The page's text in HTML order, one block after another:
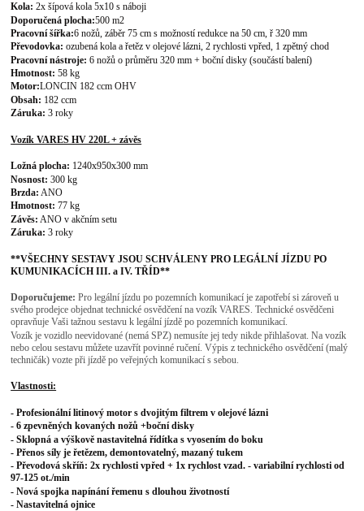
Kola:2x šípová kola 5x10 s náboji
Doporučená plocha:500 m2
Pracovní šířka:6 nožů, záběr 75 cm s možností redukce na 50 cm,ř 320 mm
Převodovka:ozubená kola a řetěz v olejové lázni, 2 rychlosti vpřed, 1 zpětný chod
Pracovní nástroje: 6 nožů o průměru 320 mm + boční disky (součástí balení)
Hmotnost: 58 kg
Motor:LONCIN 182 ccm OHV
Obsah: 182 ccm
Záruka: 3 roky
Vozík VARES HV 220L + závěs
Ložná plocha: 1240x950x300 mm
Nosnost: 300 kg
Brzda: ANO
Hmotnost: 77 kg
Závěs: ANO v akčním setu
Záruka: 3 roky
**VŠECHNY SESTAVY JSOU SCHVÁLENY PRO LEGÁLNÍ JÍZDUPO
KUMUNIKACÍCH III. a IV. TŘÍD**
Doporučujeme: Pro legální jízdu po pozemních komunikací je zapotřebí si zároveň u
svého prodejce objednat technické osvědčení na vozík VARES. Technické osvědčeni
opravňuje Vaši tažnou sestavu k legální jízdě po pozemních komunikací.
Vozíkje vozidlo neevidované (nemá SPZ) nemusíte jej tedy nikde přihlašovat. Na vozík
nebo celou sestavu můžete uzavřít povinné ručení. Výpis z technického osvědčení (malý
techničák) vozte při jízdě po veřejných komunikací s sebou.
Vlastnosti:
- Profesionální litinový motor s dvojitým filtrem v olejové lázni
- 6 zpevněných kovaných nožů +boční disky
- Sklopná a výškově nastavitelná řídítka s vyosením do boku
- Přenos síly je řetězem, demontovatelný, mazaný tukem
- Převodová skříň: 2x rychlosti vpřed + 1x rychlostvzad. - variabilní rychlosti od
97-125 ot./min
- Nová spojka napínání řemenu s dlouhou životností
- Nastavitelná ojnice